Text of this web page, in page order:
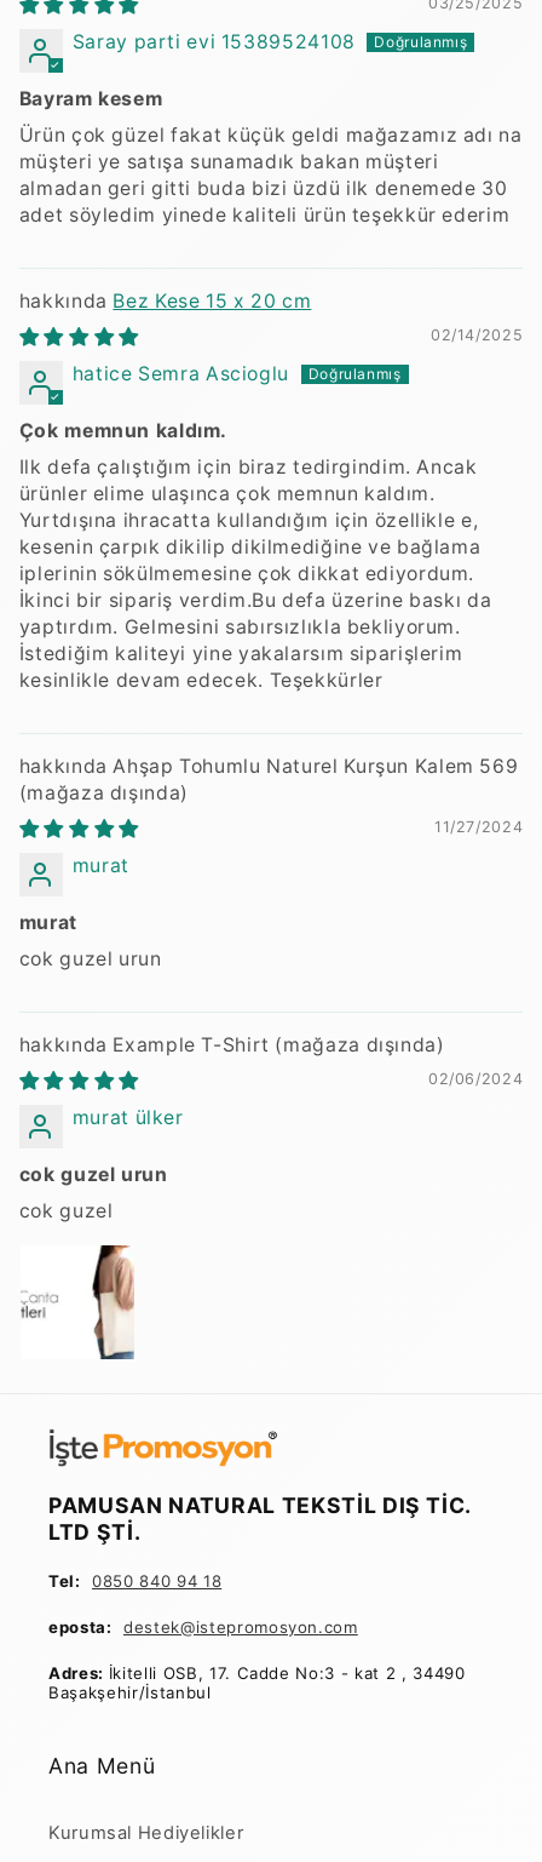
Saray parti evi 15389524108
Bayram kesem
Ürün çok güzel fakat küçük geldi mağazamız adı na
müşteri ye satışa sunamadık bakan müşteri
almadan geri gitti buda bizi üzdü ilk denemede 30
adet söyledim yinede kaliteli ürün teşekkür ederim
Bez Kese 15 x 20 cm
02/14/2025
hatice Semra Ascioglu
Çok memnun kaldım.
Ilk defa çalıştığım için biraz tedirgindim. Ancak
ürünler elime ulaşınca çok memnun kaldım.
Yurtdışına ihracatta kullandığım için özellikle e,
kesenin çarpık dikilip dikilmediğine ve bağlama
iplerinin sökülmemesine çok dikkat ediyordum.
İkinci bir sipariş verdim.Bu defa üzerine baskı da
yaptırdım. Gelmesini sabırsızlıkla bekliyorum.
İstediğim kaliteyi yine yakalarsım siparişlerim
kesinlikle devam edecek. Teşekkürler
Ahşap Tohumlu Naturel Kurşun Kalem 569
11/27/2024
murat
murat
cok guzel urun
Example T-Shirt
02/06/2024
murat ülker
cok guzel urun
cok guzel
PAMUSAN NATURAL TEKSTİL DIŞ TİC.
LTD ŞTİ.
Tel: 0850 840 94 18
eposta: destek@istepromosyon.com
Adres: İkitelli OSB, 17. Cadde No:3 - kat 2 , 34490
Başakşehir/İstanbul
Ana Menü
Kurumsal Hediyelikler